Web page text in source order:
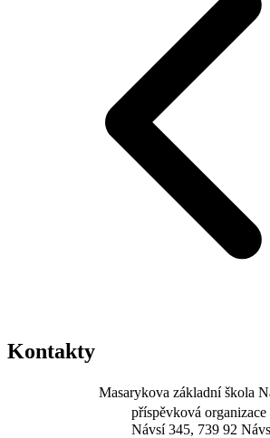
Kontakty
Masarykova základní škola
příspěvková organizace
Návsí 345, 739 92